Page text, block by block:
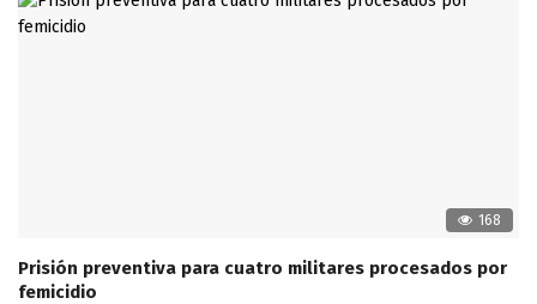
168
Prisión preventiva para cuatro militares procesados por
femicidio